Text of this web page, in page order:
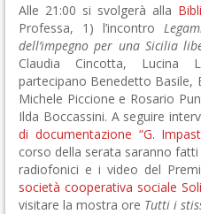
Alle 21:00 si svolgerà alla
Professa, 1) l’incontro
dell’impegno per una Sicilia
Claudia Cincotta, Lucina
partecipano Benedetto Basile,
Michele Piccione e Rosario
Ilda Boccassini. A seguire
di documentazione “G.
corso della serata saranno
radiofonici e i video del
società cooperativa sociale
visitare la mostra ore Tutti i